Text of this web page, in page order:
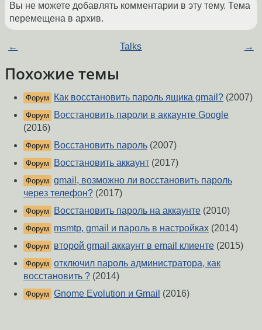
Вы не можете добавлять комментарии в эту тему. Тема
перемещена в архив.
← Talks →
Похожие темы
Форум Как восстановить пароль ящика gmail? (2007)
Форум
Восстановить пароли в аккаунте Google
(2016)
Форум Восстановить пароль (2007)
Форум Восстановить аккаунт (2017)
Форум gmail, возможно ли восстановить пароль
через телефон? (2017)
Форум Восстановить пароль на аккаунте (2010)
Форум msmtp, gmail и пароль в настройках (2014)
Форум второй gmail аккаунт в email клиенте (2015)
Форум отключил пароль администратора, как
восстановить ? (2014)
Форум Gnome Evolution и Gmail (2016)